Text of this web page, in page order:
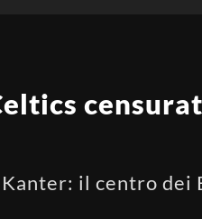
il centro dei